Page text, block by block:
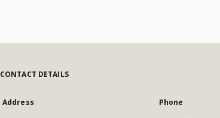
CONTACT DETAILS
Address Phone